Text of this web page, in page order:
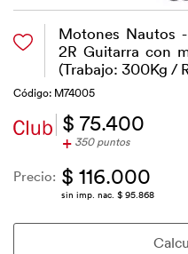
Motones Nautos
2R Guitarra con
(Trabajo: 300Kg /
Código: M74005
$ 75.400
+ 350 puntos
Precio: $ 116.000
sin imp. nac. $ 95.868